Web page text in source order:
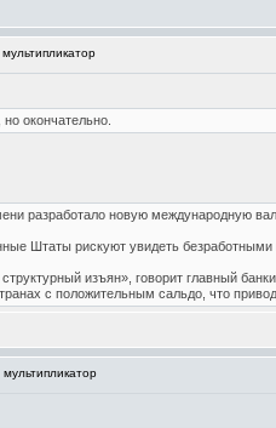
окончательно.
разработало новую международную
Штаты рискуют увидеть
изъян», говорит главный
с положительным сальдо, что